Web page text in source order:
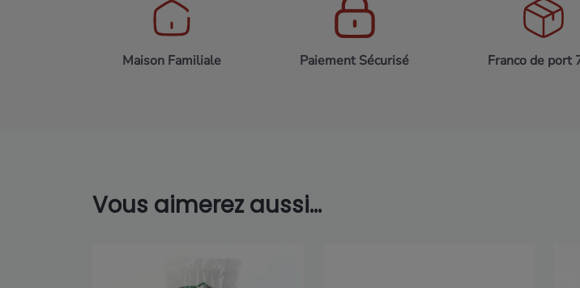
Maison Familiale Paiement Sécurisé Franco de port
Vous aimerez aussi...